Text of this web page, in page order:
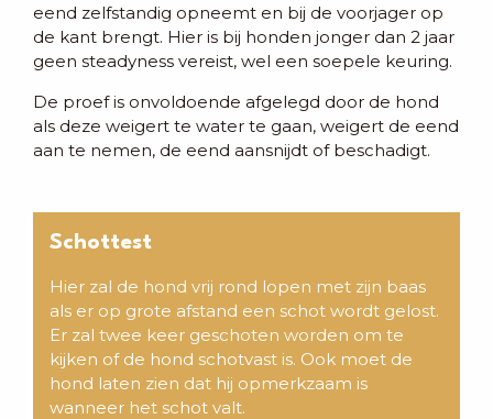
eend zelfstandig opneemt en bij de voorjager op
de kant brengt. Hier is bij honden jonger dan 2 jaar
geen steadyness vereist, wel een soepele keuring.
De proef is onvoldoende afgelegd door de hond
als deze weigert te water te gaan, weigert de eend
aan te nemen, de eend aansnijdt of beschadigt.
Schottest
Hier zal de hond vrij rond lopen met zijn baas
als er op grote afstand een schot wordt gelost.
Er zal twee keer geschoten worden om te
kijken of de hond schotvast is. Ook moet de
hond laten zien dat hij opmerkzaam is
wanneer het schot valt.